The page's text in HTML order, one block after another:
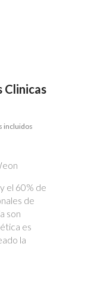
Clinicas
incluidos
el 60% de
de
son
es
la